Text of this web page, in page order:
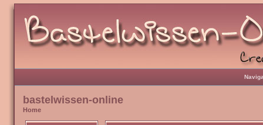
bastelwissen-online
Home